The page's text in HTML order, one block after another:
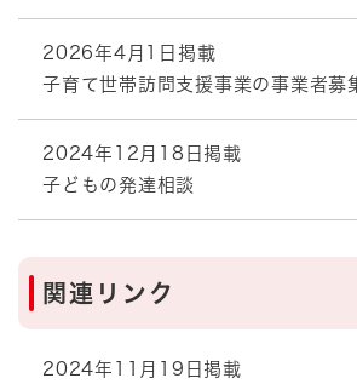
2026年4月1日掲載
子育て世帯訪問支援事業の事業者募
2024年12月18日掲載
子どもの発達相談
関連リンク
2024年11月19日掲載